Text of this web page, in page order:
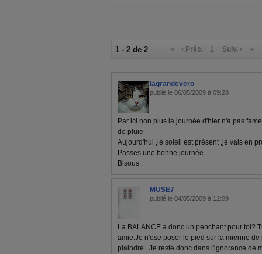
1 - 2 de 2 « ‹ Préc. 1 Suiv. › »
lagrandevero
publié le 06/05/2009 à 09:28
Par ici non plus la journée d'hier n'a pas
de pluie .
Aujourd'hui ,le soleil est présent ,je vais en
Passes une bonne journée .
Bisous .
MUSE7
publié le 04/05/2009 à 12:09
La BALANCE a donc un penchant pour toi?
amie.Je n'ose poser le pied sur la mienne
plaindre...Je reste donc dans l'ignorance de